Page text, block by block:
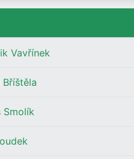
Vavřínek
Smolík